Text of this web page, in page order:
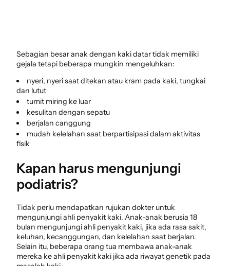
Sebagian besar anak dengan kaki datar tidak memiliki
gejala tetapi beberapa mungkin mengeluhkan:
nyeri, nyeri saat ditekan atau kram pada kaki, tungkai
dan lutut
tumit miring ke luar
kesulitan dengan sepatu
berjalan canggung
mudah kelelahan saat berpartisipasi dalam aktivitas
fisik
Kapan harus mengunjungi
podiatris?
Tidak perlu mendapatkan rujukan dokter untuk
mengunjungi ahli penyakit kaki. Anak-anak berusia 18
bulan mengunjungi ahli penyakit kaki, jika ada rasa sakit,
keluhan, kecanggungan, dan kelelahan saat berjalan.
Selain itu, beberapa orang tua membawa anak-anak
mereka ke ahli penyakit kaki jika ada riwayat genetik pada